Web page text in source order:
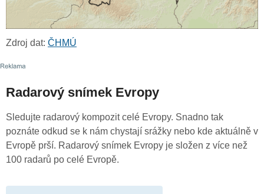
Zdroj dat: ČHMÚ
Radarový snímek Evropy
Sledujte radarový kompozit celé Evropy. Snadno tak
poznáte odkud se k nám chystají srážky nebo kde aktuálně v
Evropě prší. Radarový snímek Evropy je složen z více než
100 radarů po celé Evropě.